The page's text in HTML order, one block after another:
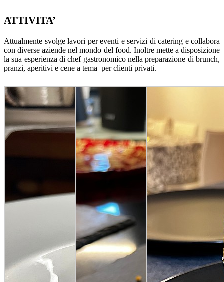
ATTIVITA’
Attualmente svolge lavori per eventi e servizi di catering e collabora
con diverse aziende nel mondo del food. Inoltre mette a disposizione
la sua esperienza di chef gastronomico nella preparazione di brunch,
pranzi, aperitivi e cene a tema per clienti privati.